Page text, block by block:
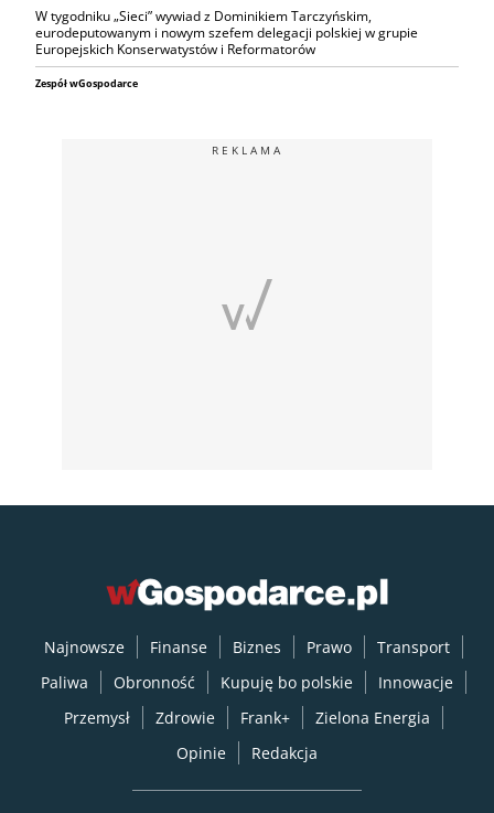
W tygodniku „Sieci” wywiad z Dominikiem Tarczyńskim,
eurodeputowanym i nowym szefem delegacji polskiej w grupie
Europejskich Konserwatystów i Reformatorów
Zespół wGospodarce
REKLAMA
Najnowsze Finanse Biznes Prawo
Transport
Paliwa
Obronność Kupuję bo polskie
Innowacje
Przemysł
Zdrowie Frank+
Zielona Energia
Opinie
Redakcja